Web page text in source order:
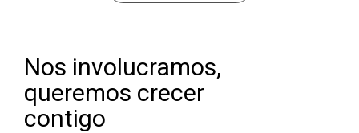
Nos involucramos,
queremos crecer
contigo